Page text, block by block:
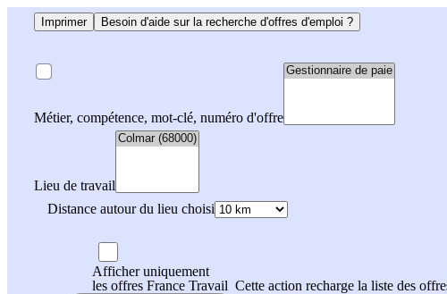
Imprimer Besoin d'aide sur la recherche d'offres d'emploi ?
Métier, compétence, mot-clé, numéro d'offre
Lieu de travail
Distance autour du lieu choisi
Afficher uniquement
les offres France Travail Cette action recharge la liste des